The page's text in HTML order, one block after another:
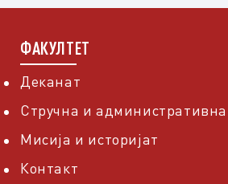
ФАКУЛТЕТ
Деканат
Стручна и
Мисија и историјат
Контакт